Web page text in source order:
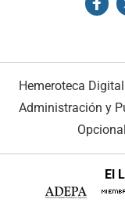
Hemeroteca
Administración y
El